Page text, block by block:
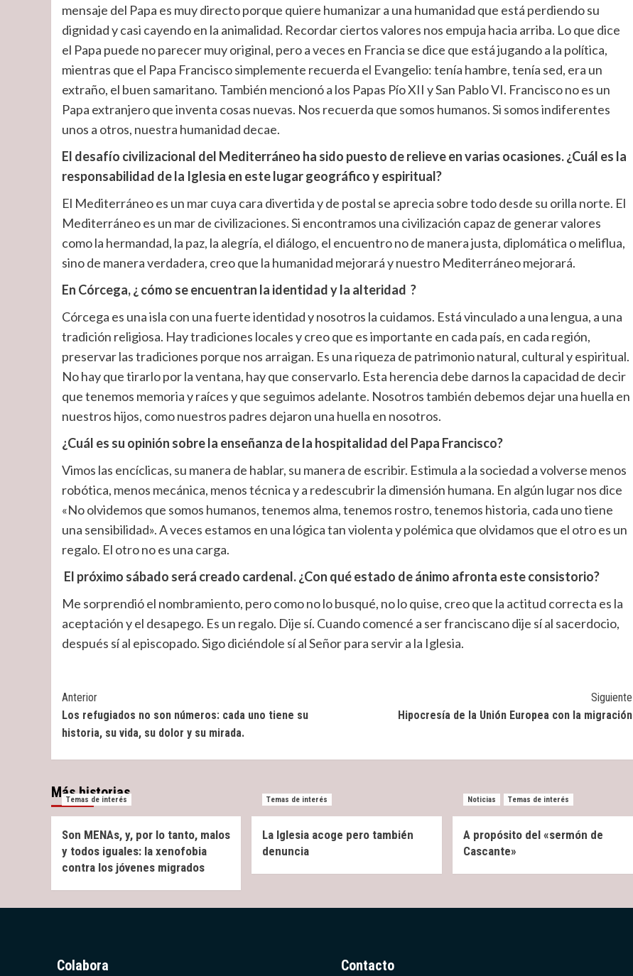
mensaje del Papa es muy directo porque quiere humanizar a una humanidad que está perdiendo su
dignidad y casi cayendo en la animalidad. Recordar ciertos valores nos empuja hacia arriba. Lo que dice
el Papa puede no parecer muy original, pero a veces en Francia se dice que está jugando a la política,
mientras que el Papa Francisco simplemente recuerda el Evangelio: tenía hambre, tenía sed, era un
extraño, el buen samaritano. También mencionó a los Papas Pío XII y San Pablo VI. Francisco no es un
Papa extranjero que inventa cosas nuevas. Nos recuerda que somos humanos. Si somos indiferentes
unos a otros, nuestra humanidad decae.
El desafío civilizacional del Mediterráneo ha sido puesto de relieve en varias ocasiones. ¿Cuál es la
responsabilidad de la Iglesia en este lugar geográfico y espiritual?
El Mediterráneo es un mar cuya cara divertida y de postal se aprecia sobre todo desde su orilla norte. El
Mediterráneo es un mar de civilizaciones. Si encontramos una civilización capaz de generar valores
como la hermandad, la paz, la alegría, el diálogo, el encuentro no de manera justa, diplomática o meliflua,
sino de manera verdadera, creo que la humanidad mejorará y nuestro Mediterráneo mejorará.
En Córcega, ¿ cómo se encuentran la identidad y la alteridad ?
Córcega es una isla con una fuerte identidad y nosotros la cuidamos. Está vinculado a una lengua, a una
tradición religiosa. Hay tradiciones locales y creo que es importante en cada país, en cada región,
preservar las tradiciones porque nos arraigan. Es una riqueza de patrimonio natural, cultural y espiritual.
No hay que tirarlo por la ventana, hay que conservarlo. Esta herencia debe darnos la capacidad de decir
que tenemos memoria y raíces y que seguimos adelante. Nosotros también debemos dejar una huella en
nuestros hijos, como nuestros padres dejaron una huella en nosotros.
¿Cuál es su opinión sobre la enseñanza de la hospitalidad del Papa Francisco?
Vimos las encíclicas, su manera de hablar, su manera de escribir. Estimula a la sociedad a volverse menos
robótica, menos mecánica, menos técnica y a redescubrir la dimensión humana. En algún lugar nos dice
«No olvidemos que somos humanos, tenemos alma, tenemos rostro, tenemos historia, cada uno tiene
una sensibilidad». A veces estamos en una lógica tan violenta y polémica que olvidamos que el otro es un
regalo. El otro no es una carga.
El próximo sábado será creado cardenal. ¿Con qué estado de ánimo afronta este consistorio?
Me sorprendió el nombramiento, pero como no lo busqué, no lo quise, creo que la actitud correcta es la
aceptación y el desapego. Es un regalo. Dije sí. Cuando comencé a ser franciscano dije sí al sacerdocio,
después sí al episcopado. Sigo diciéndole sí al Señor para servir a la Iglesia.
Post
Navigation
Anterior
Los refugiados no son números: cada uno tiene su
historia, su vida, su dolor y su mirada.
Siguiente
Hipocresía de la Unión Europea con la migración
Más historias
Temas de interés
Son MENAs, y, por lo tanto, malos
y todos iguales: la xenofobia
contra los jóvenes migrados
Temas de interés
La Iglesia acoge pero también
denuncia
Noticias Temas de interés
A propósito del «sermón de
Cascante»
Colabora Contacto